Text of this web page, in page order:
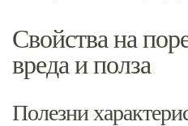
Свойства на
вреда и полза
Полезни